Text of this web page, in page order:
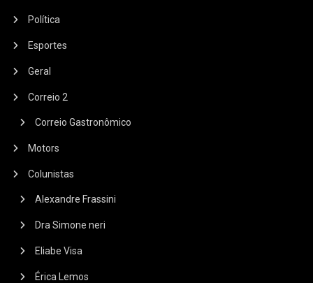
Política
Esportes
Geral
Correio 2
Correio Gastronômico
Motors
Colunistas
Alexandre Frassini
Dra Simone neri
Eliabe Visa
Érica Lemos